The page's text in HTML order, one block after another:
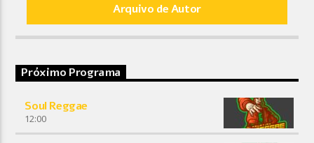
Arquivo de Autor
Próximo Programa
Soul Reggae
12:00